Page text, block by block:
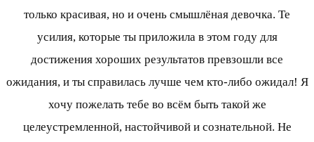
только красивая, но и очень смышлёная девочка. Те
усилия, которые ты приложила в этом году для
достижения хороших результатов превзошли все
ожидания, и ты справилась лучше чем кто-либо ожидал! Я
хочу пожелать тебе во всём быть такой же
целеустремленной, настойчивой и сознательной. Не